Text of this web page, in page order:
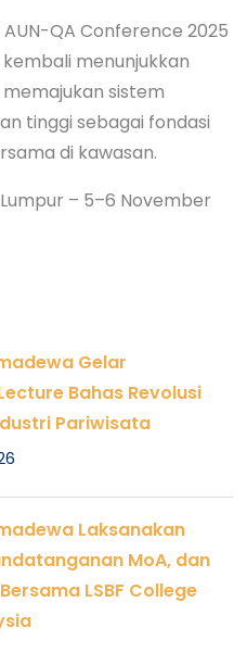
QA Conference 2025
kembali menunjukkan
sistem
tinggi sebagai fondasi
di kawasan.
– 5–6 November
Gelar
Bahas Revolusi
Pariwisata
Laksanakan
MoA, dan
LSBF College